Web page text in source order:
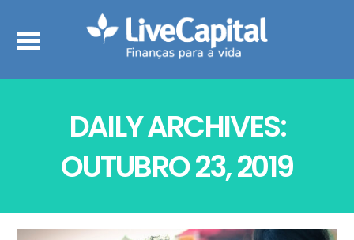
DAILY ARCHIVES:
OUTUBRO 23, 2019